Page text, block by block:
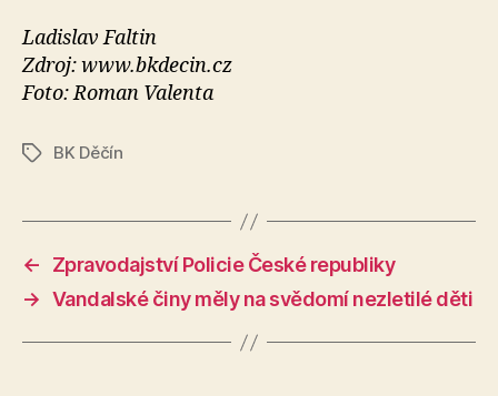
Ladislav Faltin
Zdroj: www.bkdecin.cz
Foto: Roman Valenta
ŠtítkyBK Děčín
←
Zpravodajství Policie České republiky
→ Vandalské činy měly na svědomí nezletilé děti